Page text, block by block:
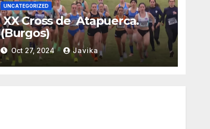
UNCATEGORIZED
XX Cross de Atapuerca.
(Burgos)
Oct 27, 2024 Javika